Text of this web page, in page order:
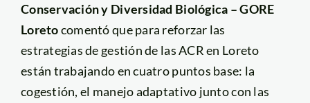
Conservación y Diversidad Biológica – GORE
Loretocomentó que para reforzar las
estrategias de gestión de las ACR en Loreto
están trabajando en cuatro puntos base: la
cogestión, el manejo adaptativo junto con las